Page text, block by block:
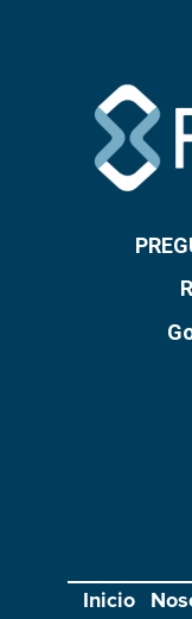
Inicio